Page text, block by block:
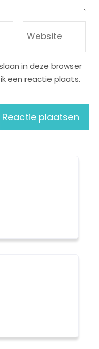
in deze browser
een reactie plaats.